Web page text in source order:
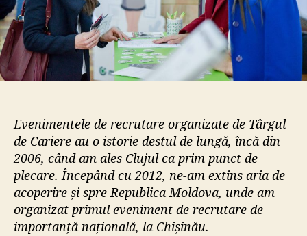
Evenimentele de recrutare organizate de Târgul
de Cariere au o istorie destul de lungă, încă din
2006, când am ales Clujul ca prim punct de
plecare. Începând cu 2012, ne-am extins aria de
acoperire și spre Republica Moldova, unde am
organizat primul eveniment de recrutare de
importanță națională, la Chișinău.